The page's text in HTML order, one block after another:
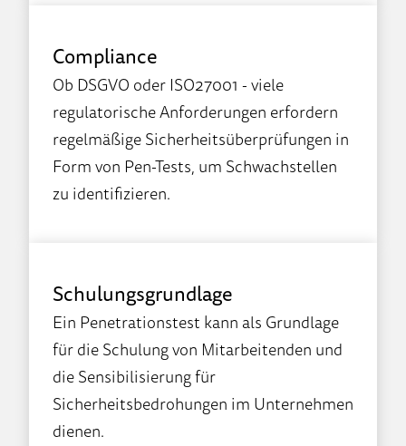
Compliance
Ob DSGVO oder ISO27001 - viele
regulatorische Anforderungen erfordern
regelmäßige Sicherheitsüberprüfungen in
Form von Pen-Tests, um Schwachstellen
zu identifizieren.
Schulungsgrundlage
Ein Penetrationstest kann als Grundlage
für die Schulung von Mitarbeitenden und
die Sensibilisierung für
Sicherheitsbedrohungen im Unternehmen
dienen.